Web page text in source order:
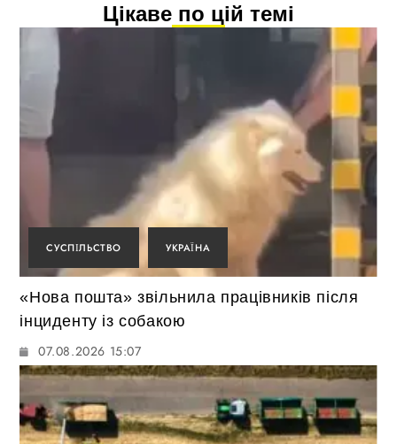
Цікаве по цій темі
СУСПІЛЬСТВО УКРАЇНА
«Нова пошта» звільнила працівників після
інциденту із собакою
07.08.2026 15:07